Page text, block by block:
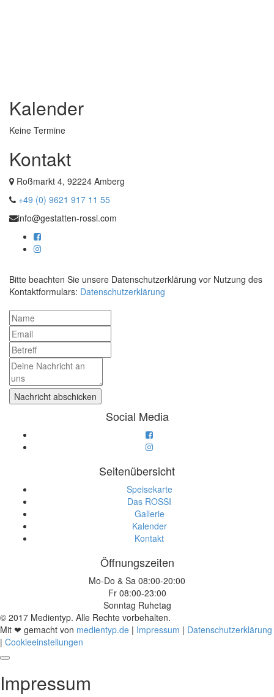
Kalender
Keine Termine
Kontakt
Roßmarkt 4, 92224 Amberg
+49 (0) 9621 917 11 55
info@gestatten-rossi.com
Bitte beachten Sie unsere Datenschutzerklärung vor Nutzung des
Kontaktformulars: Datenschutzerklärung
Social Media
Seitenübersicht
Speisekarte
Das ROSSI
Gallerie
Kalender
Kontakt
Öffnungszeiten
Mo-Do & Sa 08:00-20:00
Fr 08:00-23:00
Sonntag Ruhetag
© 2017 Medientyp. Alle Rechte vorbehalten.
Mit ❤ gemacht von medientyp.de | Impressum | Datenschutzerklärung
| Cookieeinstellungen
Impressum